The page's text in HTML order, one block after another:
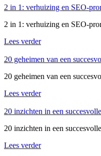
2 in 1: verhuizing en SEO-
2 in 1: verhuizing en SEO-
Lees verder
20 geheimen van een
20 geheimen van een
Lees verder
20 inzichten in een
20 inzichten in een
Lees verder